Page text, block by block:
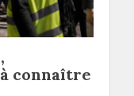
connaître